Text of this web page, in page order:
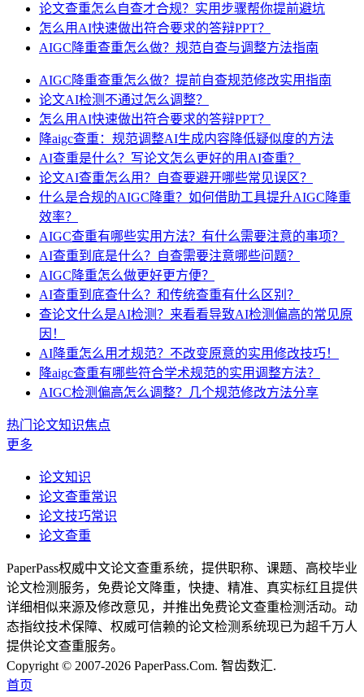
论文查重怎么自查才合规？实用步骤帮你提前避坑
怎么用AI快速做出符合要求的答辩PPT？
AIGC降重查重怎么做？规范自查与调整方法指南
AIGC降重查重怎么做？提前自查规范修改实用指南
论文AI检测不通过怎么调整？
怎么用AI快速做出符合要求的答辩PPT？
降aigc查重：规范调整AI生成内容降低疑似度的方法
AI查重是什么？写论文怎么更好的用AI查重？
论文AI查重怎么用？自查要避开哪些常见误区？
什么是合规的AIGC降重？如何借助工具提升AIGC降重
效率？
AIGC查重有哪些实用方法？有什么需要注意的事项？
AI查重到底是什么？自查需要注意哪些问题？
AIGC降重怎么做更好更方便？
AI查重到底查什么？和传统查重有什么区别？
查论文什么是AI检测？来看看导致AI检测偏高的常见原
因！
AI降重怎么用才规范？不改变原意的实用修改技巧！
降aigc查重有哪些符合学术规范的实用调整方法？
AIGC检测偏高怎么调整？几个规范修改方法分享
热门论文知识焦点
更多
论文知识
论文查重常识
论文技巧常识
论文查重
PaperPass权威中文论文查重系统，提供职称、课题、高校毕业
论文检测服务，免费论文降重，快捷、精准、真实标红且提供
详细相似来源及修改意见，并推出免费论文查重检测活动。动
态指纹技术保障、权威可信赖的论文检测系统现已为超千万人
提供论文查重服务。
Copyright © 2007-2026 PaperPass.Com. 智齿数汇.
首页